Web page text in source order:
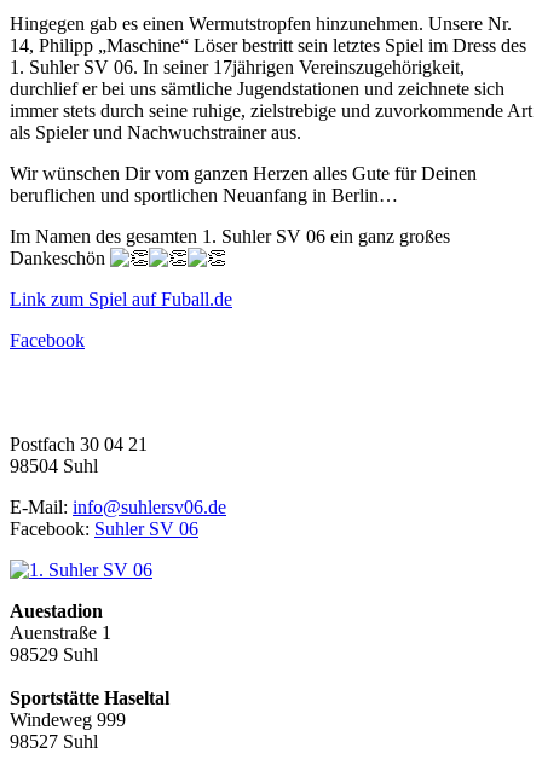
Hingegen gab es einen Wermutstropfen hinzunehmen. Unsere Nr.
14, Philipp „Maschine“ Löser bestritt sein letztes Spiel im Dress des
1. Suhler SV 06. In seiner 17jährigen Vereinszugehörigkeit,
durchlief er bei uns sämtliche Jugendstationen und zeichnete sich
immer stets durch seine ruhige, zielstrebige und zuvorkommende Art
als Spieler und Nachwuchstrainer aus.
Wir wünschen Dir vom ganzen Herzen alles Gute für Deinen
beruflichen und sportlichen Neuanfang in Berlin…
Im Namen des gesamten 1. Suhler SV 06 ein ganz großes
Dankeschön
Link zum Spiel auf Fuball.de
Facebook
Postfach 30 04 21
98504 Suhl
E-Mail: info@suhlersv06.de
Facebook: Suhler SV 06
Auestadion
Auenstraße 1
98529 Suhl
Sportstätte Haseltal
Windeweg 999
98527 Suhl